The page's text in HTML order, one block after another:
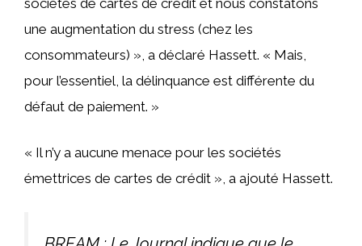
une augmentation du stress (chez les
consommateurs) », a déclaré Hassett. « Mais,
pour l’essentiel, la délinquance est différente du
défaut de paiement. »
« Il n’y a aucune menace pour les sociétés
émettrices de cartes de crédit », a ajouté Hassett.